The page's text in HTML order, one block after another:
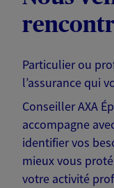
Particulier ou
l’assurance qui
Conseiller AXA
accompagne
identifier vos
mieux vous
votre activité